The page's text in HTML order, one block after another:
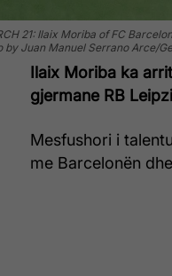
21: Ilaix Moriba of FC
by Juan Manuel Serrano Arce/
Ilaix Moriba ka
gjermane RB
Mesfushori i
me Barcelonën